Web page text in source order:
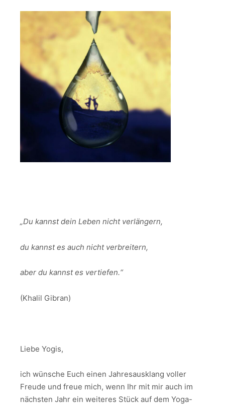
„Du kannst dein Leben nicht verlängern,
du kannst es auch nicht verbreitern,
aber du kannst es vertiefen.“
(Khalil Gibran)
Liebe Yogis,
ich wünsche Euch einen Jahresausklang voller
Freude und freue mich, wenn Ihr mit mir auch im
nächsten Jahr ein weiteres Stück auf dem Yoga-